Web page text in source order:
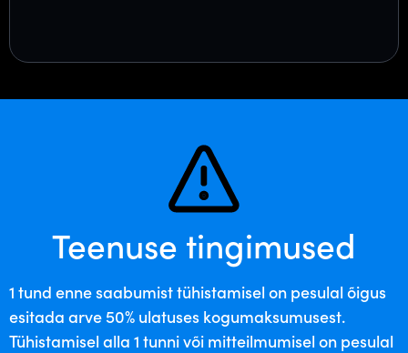
Teenuse tingimused
1 tund enne saabumist tühistamisel on pesulal õigus
esitada arve 50% ulatuses kogumaksumusest.
Tühistamisel alla 1 tunni või mitteilmumisel on pesulal